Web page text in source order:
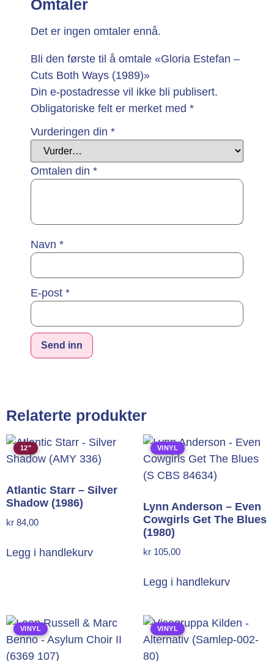
Omtaler
Det er ingen omtaler ennå.
Bli den første til å omtale «Gloria Estefan –
Cuts Both Ways (1989)»
Din e-postadresse vil ikke bli publisert.
Obligatoriske felt er merket med *
Vurderingen din *
Omtalen din *
Navn *
E-post *
Relaterte produkter
12"
Atlantic Starr – Silver
Shadow (1986)
kr 84,00
Legg i handlekurv
VINYL
Lynn Anderson – Even
Cowgirls Get The Blues
(1980)
kr 105,00
Legg i handlekurv
VINYL VINYL